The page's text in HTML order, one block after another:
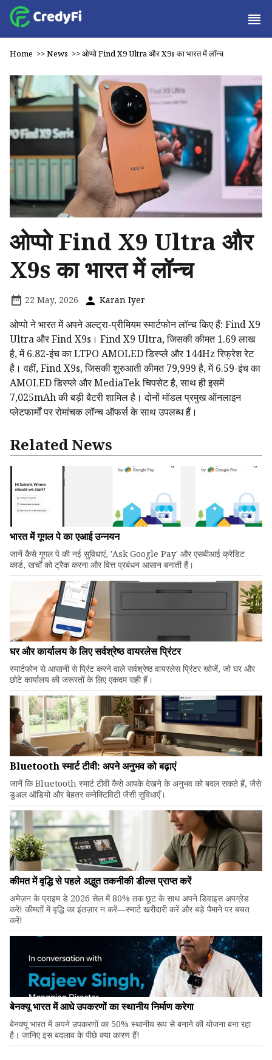
Home >>News >>ओप्पो Find X9 Ultra और X9s का भारत में लॉन्च
ओप्पो Find X9 Ultra और
X9s का भारत में लॉन्च
22 May, 2026 Karan Iyer
ओप्पो ने भारत में अपने अल्ट्रा-प्रीमियम स्मार्टफोन लॉन्च किए हैं: Find X9
Ultra और Find X9s। Find X9 Ultra, जिसकी कीमत ₹1.69 लाख
है, में 6.82-इंच का LTPO AMOLED डिस्प्ले और 144Hz रिफ्रेश रेट
है। वहीं, Find X9s, जिसकी शुरुआती कीमत ₹79,999 है, में 6.59-इंच का
AMOLED डिस्प्ले और MediaTek चिपसेट है, साथ ही इसमें
7,025mAh की बड़ी बैटरी शामिल है। दोनों मॉडल प्रमुख ऑनलाइन
प्लेटफार्मों पर रोमांचक लॉन्च ऑफर्स के साथ उपलब्ध हैं।
Related News
भारत में गूगल पे का एआई उन्नयन
जानें कैसे गूगल पे की नई सुविधाएं, 'Ask Google Pay' और एसबीआई क्रेडिट
कार्ड, खर्चों को ट्रैक करना और वित्त प्रबंधन आसान बनाती हैं।
घर और कार्यालय के लिए सर्वश्रेष्ठ वायरलेस प्रिंटर
स्मार्टफोन से आसानी से प्रिंट करने वाले सर्वश्रेष्ठ वायरलेस प्रिंटर खोजें, जो घर और
छोटे कार्यालय की जरूरतों के लिए एकदम सही हैं।
Bluetooth स्मार्ट टीवी: अपने अनुभव को बढ़ाएं
जानें कि Bluetooth स्मार्ट टीवी कैसे आपके देखने के अनुभव को बदल सकते हैं, जैसे
डुअल ऑडियो और बेहतर कनेक्टिविटी जैसी सुविधाएँ।
कीमत में वृद्धि से पहले अद्भुत तकनीकी डील्स प्राप्त करें
अमेज़न के प्राइम डे 2026 सेल में 80% तक छूट के साथ अपने डिवाइस अपग्रेड
करें! कीमतों में वृद्धि का इंतज़ार न करें—स्मार्ट खरीदारी करें और बड़े पैमाने पर बचत
करें!
बेनक्यू भारत में आधे उपकरणों का स्थानीय निर्माण करेगा
बेनक्यू भारत में अपने उपकरणों का 50% स्थानीय रूप से बनाने की योजना बना रहा
है। जानिए इस बदलाव के पीछे क्या कारण हैं!